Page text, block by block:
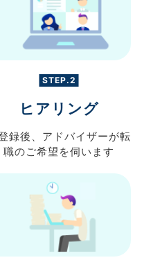
STEP.2
ヒアリング
録後、 アドバイザーが転
職のご希望を伺います